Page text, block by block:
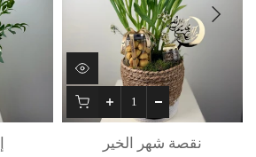
نقصة شهر الخير